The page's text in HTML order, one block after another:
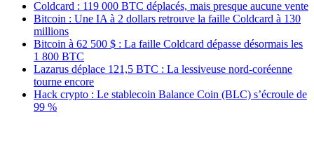
Coldcard : 119 000 BTC déplacés, mais presque aucune vente
Bitcoin : Une IA à 2 dollars retrouve la faille Coldcard à 130
millions
Bitcoin à 62 500 $ : La faille Coldcard dépasse désormais les
1 800 BTC
Lazarus déplace 121,5 BTC : La lessiveuse nord-coréenne
tourne encore
Hack crypto : Le stablecoin Balance Coin (BLC) s’écroule de
99 %